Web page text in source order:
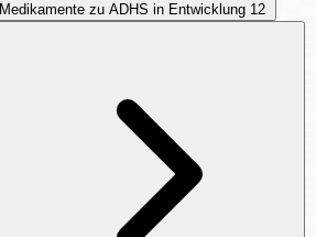
Medikamente zu ADHS in Entwicklung 12